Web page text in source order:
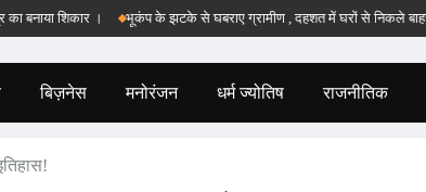
शिकार । भूकंप के झटके से घबराए ग्रामीण , दहशत में घरों से निकले बाहर !
बिज़नेस मनोरंजन धर्म ज्योतिष राजनीतिक